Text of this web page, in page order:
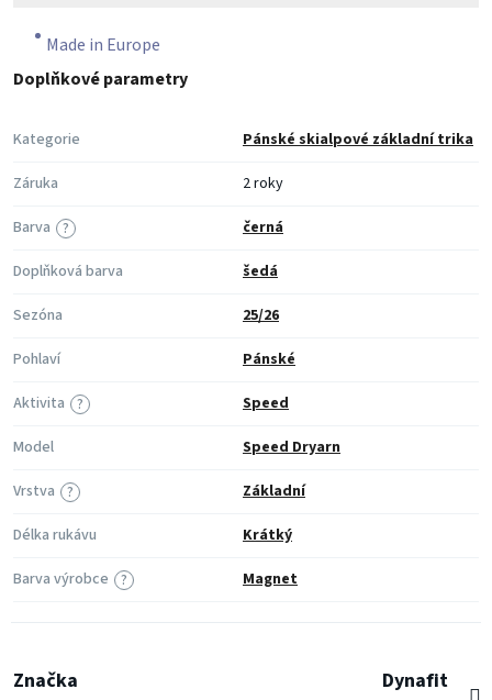
Made in Europe
Doplňkové parametry
Kategorie
Pánské skialpové základní trika
Záruka
2 roky
?
Barva
černá
Doplňková barva
šedá
Sezóna
25/26
Pohlaví
Pánské
?
Aktivita
Speed
Model
Speed Dryarn
?
Vrstva
Základní
Délka rukávu
Krátký
?
Barva výrobce Magnet
Značka Dynafit